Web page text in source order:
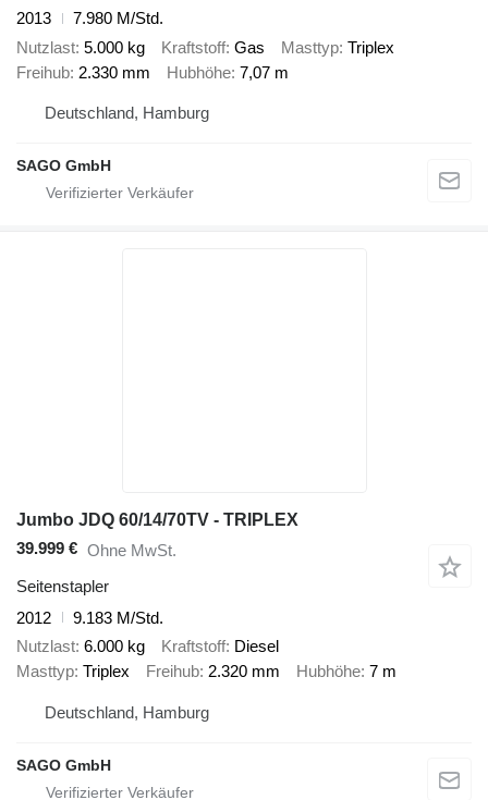
2013
7.980 M/Std.
Nutzlast 5.000 kg Kraftstoff Gas Masttyp Triplex
Freihub 2.330 mm Hubhöhe 7,07 m
Deutschland, Hamburg
SAGO GmbH
Jumbo JDQ 60/14/70TV - TRIPLEX
39.999 € Ohne MwSt.
Seitenstapler
2012
9.183 M/Std.
Nutzlast 6.000 kg Kraftstoff Diesel
Masttyp Triplex Freihub 2.320 mm Hubhöhe 7 m
Deutschland, Hamburg
SAGO GmbH